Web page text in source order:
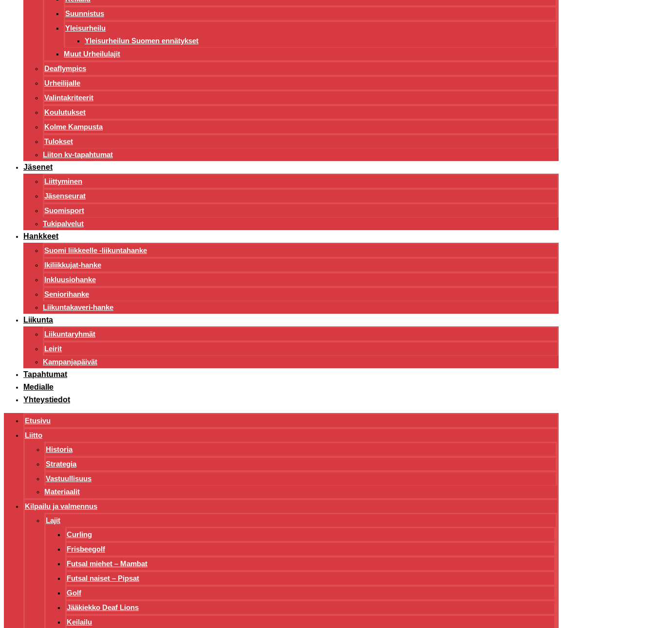
Suunnistus
Yleisurheilu
Yleisurheilun Suomen ennätykset
Muut Urheilulajit
Deaflympics
Urheilijalle
Valintakriteerit
Koulutukset
Kolme Kampusta
Tulokset
Liiton kv-tapahtumat
Jäsenet
Liittyminen
Jäsenseurat
Suomisport
Tukipalvelut
Hankkeet
Suomi liikkeelle -liikuntahanke
Ikiliikkujat-hanke
Inkluusiohanke
Seniorihanke
Liikuntakaveri-hanke
Liikunta
Liikuntaryhmät
Leirit
Kampanjapäivät
Tapahtumat
Medialle
Yhteystiedot
Etusivu
Liitto
Historia
Strategia
Vastuullisuus
Materiaalit
Kilpailu ja valmennus
Lajit
Curling
Frisbeegolf
Futsal miehet – Mambat
Futsal naiset – Pipsat
Golf
Jääkiekko Deaf Lions
Keilailu